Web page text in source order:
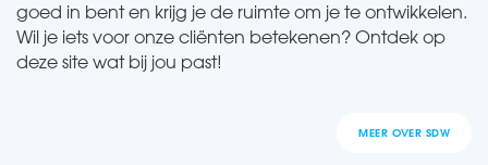
goed in bent en krijg je de ruimte om je te ontwikkelen.
Wil je iets voor onze cliënten betekenen? Ontdek op
deze site wat bij jou past!
MEER OVER SDW